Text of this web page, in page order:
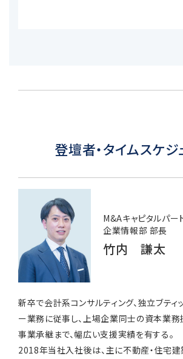
登壇者・タイムスケジ
M&Aキャピタルパー
企業情報部 部長
竹内 謙太
新卒で会計系コンサルティング、独立ブティ
ー業務に従事し、上場企業同士の資本業務
事業承継まで、幅広い支援実績を有する。
2018年当社入社後は、主に不動産・住宅建